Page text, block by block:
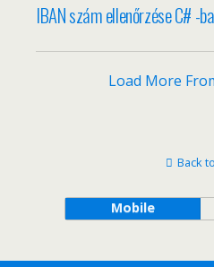
IBAN szám ellenőrzése C# -
Load More
Back
Mobile